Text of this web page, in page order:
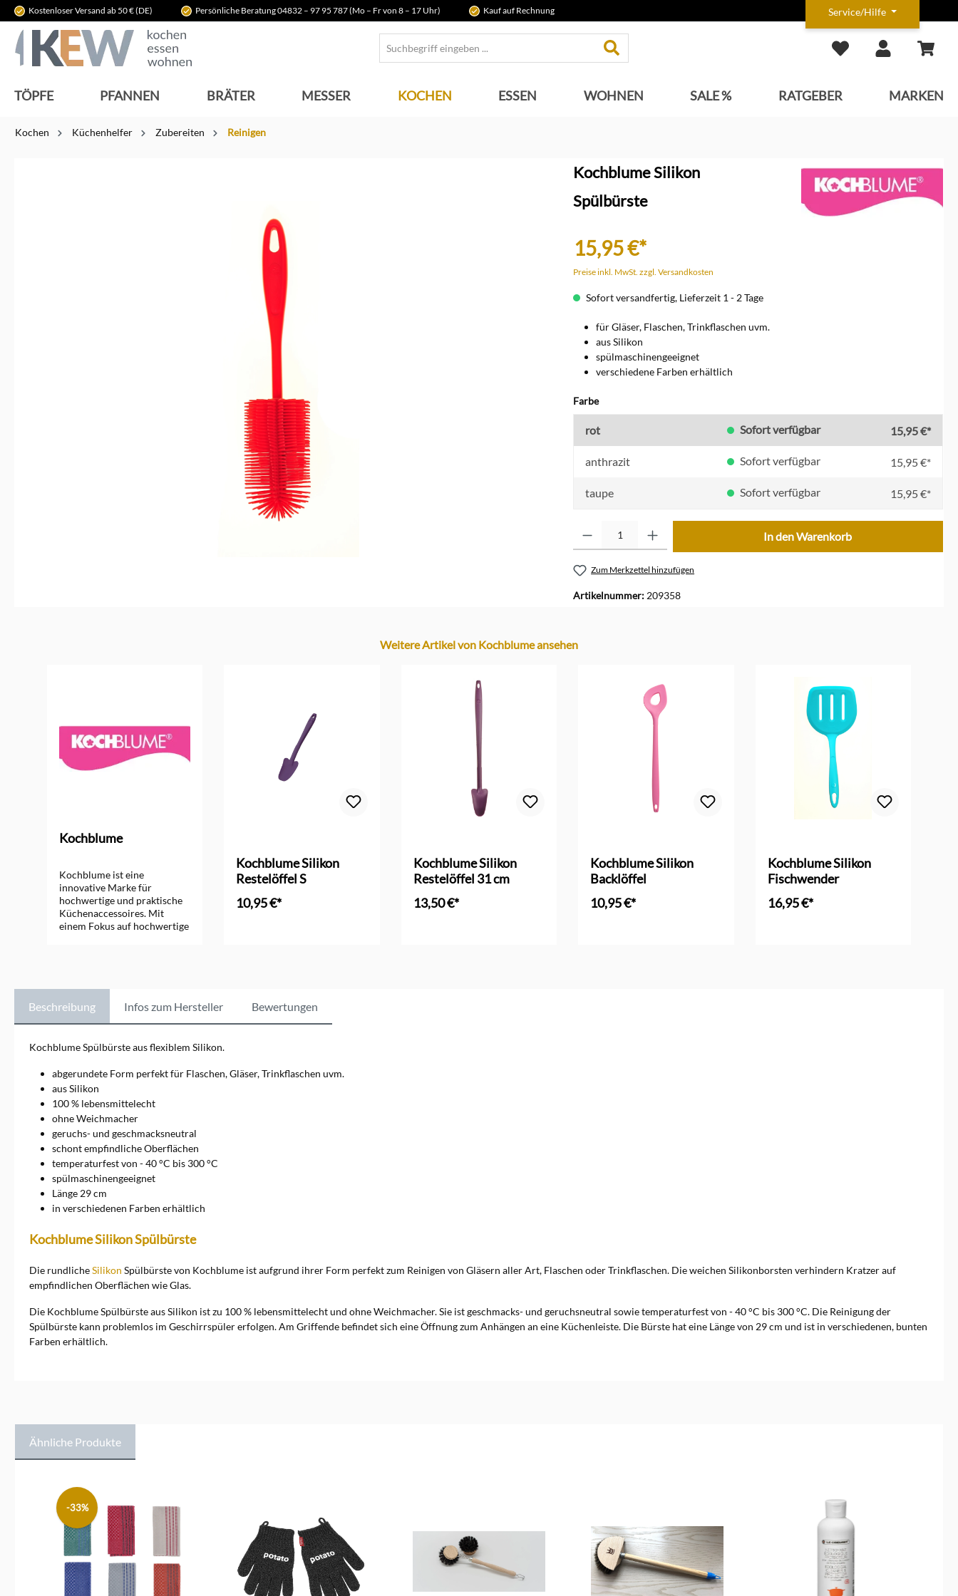
Zur Hauptnavigation springen
Kostenloser Versand ab 50 € (DE) Persönliche Beratung 04832 – 97 95 787 (Mo – Fr von 8 – 17 Uhr) Kauf auf Rechnung Service/Hilfe
TÖPFE PFANNEN BRÄTER MESSER KOCHEN ESSEN WOHNEN SALE % RATGEBER MARKEN
Kochen Küchenhelfer Zubereiten Reinigen
Kochblume Silikon
Spülbürste
15,95 €*
Preise inkl. MwSt. zzgl. Versandkosten
Sofort versandfertig, Lieferzeit 1 - 2 Tage
für Gläser, Flaschen, Trinkflaschen uvm.
aus Silikon
spülmaschinengeeignet
verschiedene Farben erhältlich
Farbeauswählen
rot Sofort verfügbar 15,95 €*
anthrazit Sofort verfügbar 15,95 €*
taupe Sofort verfügbar 15,95 €*
In den Warenkorb
Zum Merkzettel hinzufügen
Artikelnummer: 209358
Weitere Artikel von Kochblume ansehen
Kochblume
Kochblume ist eine
innovative Marke für
hochwertige und praktische
Küchenaccessoires. Mit
einem Fokus auf hochwertige
Kochutensilien und
Backformen, die
hitzebeständig, langlebig und
einfach zu reinigen sind.
Diese Produkte helfen, den
Kochalltag zu erleichtern und
Küchenumgebung. Entdecken
Sie die funktionale Eleganz
von Kochblume und
verbessern Sie Ihre Koch-
und Backerlebnisse mit
cleverem Design.
Kochblume Silikon
Restelöffel S
10,95 €*
Kochblume Silikon
Restelöffel 31 cm
13,50 €*
Kochblume Silikon
Backlöffel
10,95 €*
Kochblume Silikon
Fischwender
16,95 €*
Beschreibung Infos zum Hersteller Bewertungen
Kochblume Spülbürste aus flexiblem Silikon.
abgerundete Form perfekt für Flaschen, Gläser, Trinkflaschen uvm.
aus Silikon
100 % lebensmittelecht
ohne Weichmacher
geruchs- und geschmacksneutral
schont empfindliche Oberflächen
temperaturfest von - 40 °C bis 300 °C
spülmaschinengeeignet
Länge 29 cm
in verschiedenen Farben erhältlich
Kochblume Silikon Spülbürste
Die rundlicheSilikon Spülbürste von Kochblume ist aufgrund ihrer Form perfekt zum Reinigen von Gläsern aller Art, Flaschen oder Trinkflaschen. Die weichen Silikonborsten verhindern Kratzer auf
empfindlichen Oberflächen wie Glas.
Die Kochblume Spülbürste aus Silikon ist zu 100 % lebensmittelecht und ohne Weichmacher. Sie ist geschmacks- und geruchsneutral sowie temperaturfest von - 40 °C bis 300 °C. Die Reinigung der
Spülbürste kann problemlos im Geschirrspüler erfolgen. Am Griffende befindet sich eine Öffnung zum Anhängen an eine Küchenleiste. Die Bürste hat eine Länge von 29 cm und ist in verschiedenen, bunten
Farben erhältlich.
Ähnliche Produkte
-33%